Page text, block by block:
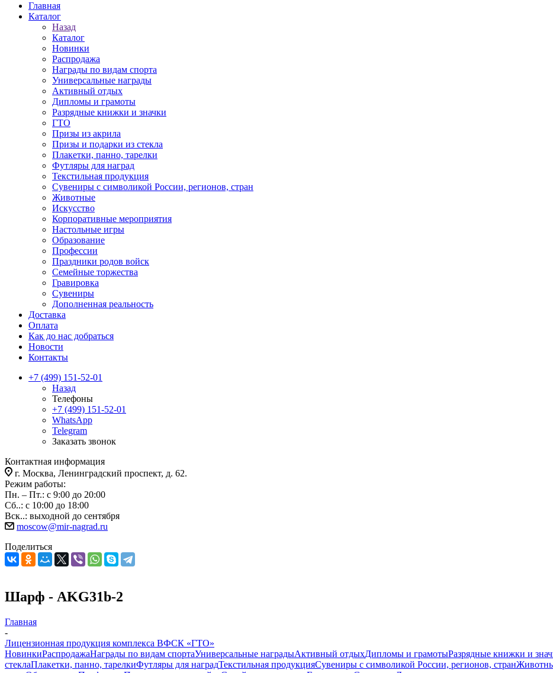
Главная
Каталог
Назад
Каталог
Новинки
Распродажа
Награды по видам спорта
Универсальные награды
Активный отдых
Дипломы и грамоты
Разрядные книжки и значки
ГТО
Призы из акрила
Призы и подарки из стекла
Плакетки, панно, тарелки
Футляры для наград
Текстильная продукция
Сувениры с символикой России, регионов, стран
Животные
Искусство
Корпоративные мероприятия
Настольные игры
Образование
Профессии
Праздники родов войск
Семейные торжества
Гравировка
Сувениры
Дополненная реальность
Доставка
Оплата
Как до нас добраться
Новости
Контакты
+7 (499) 151-52-01
Назад
Телефоны
+7 (499) 151-52-01
WhatsApp
Telegram
Заказать звонок
Контактная информация
г. Москва, Ленинградский проспект, д. 62.
Режим работы:
Пн. – Пт.: с 9:00 до 20:00
Сб..: с 10:00 до 18:00
Вск..: выходной до сентября
moscow@mir-nagrad.ru
Поделиться
Шарф - AKG31b-2
Главная
-
Лицензионная продукция комплекса ВФСК «ГТО»
НовинкиРаспродажаНаграды по видам спортаУниверсальные наградыАктивный отдыхДипломы и грамотыРазрядные книжки и
стеклаПлакетки, панно, тарелкиФутляры для наградТекстильная продукцияСувениры с символикой России, регионов, стран